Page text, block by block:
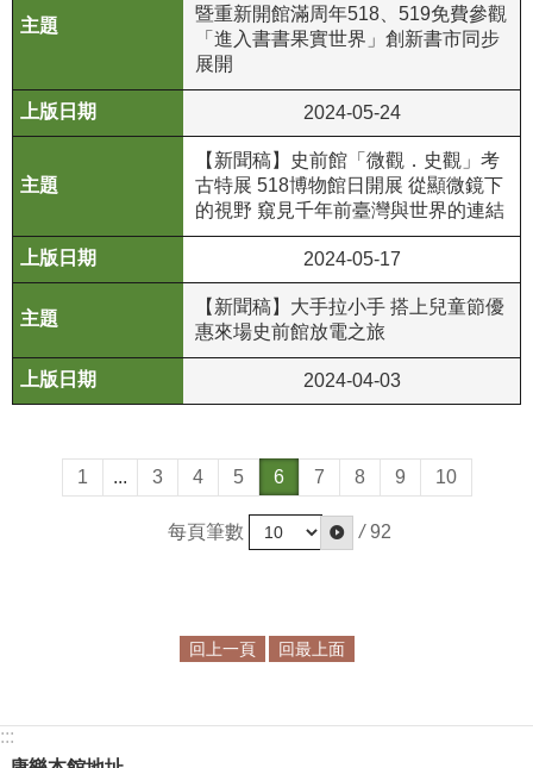
宣
隱
私
保
政
資
訊
安
全
暨重新開館滿周年518、519免費參觀
「進入書書果實世界」創新書市同步
展開
2024-05-24
【新聞稿】史前館「微觀．史觀」考
古特展 518博物館日開展 從顯微鏡下
的視野 窺見千年前臺灣與世界的連結
2024-05-17
【新聞稿】大手拉小手 搭上兒童節優
惠來場史前館放電之旅
2024-04-03
1 ... 3 4 5 6 7 8 9 10
每頁筆數 / 92
回上一頁 回最上面
:::